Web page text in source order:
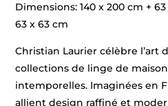
Dimensions: 140 x 200 cm +
63 x 63 cm
Christian Laurier célèbre l’art
collections de linge de
intemporelles. Imaginées en
allient design raffiné et